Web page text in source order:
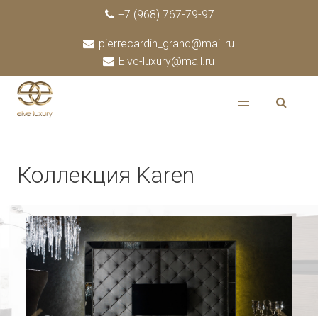
+7 (968) 767-79-97
pierrecardin_grand@mail.ru
Elve-luxury@mail.ru
Коллекция Karen